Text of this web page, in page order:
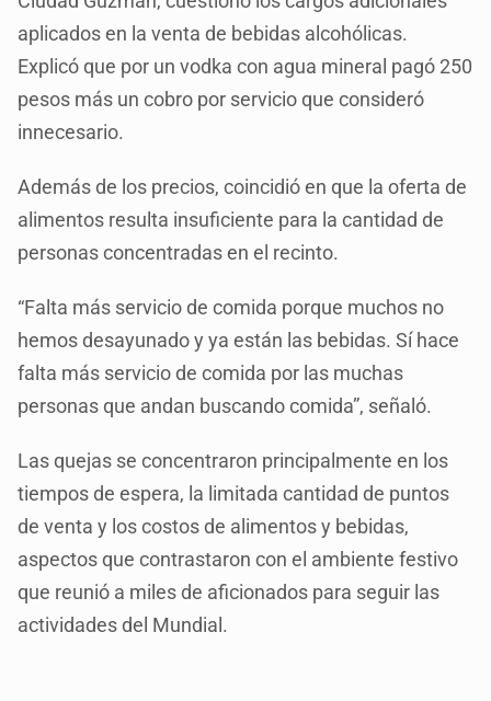
aplicados en la venta de bebidas alcohólicas.
Explicó que por un vodka con agua mineral pagó 250
pesos más un cobro por servicio que consideró
innecesario.
Además de los precios, coincidió en que la oferta de
alimentos resulta insuficiente para la cantidad de
personas concentradas en el recinto.
“Falta más servicio de comida porque muchos no
hemos desayunado y ya están las bebidas. Sí hace
falta más servicio de comida por las muchas
personas que andan buscando comida”, señaló.
Las quejas se concentraron principalmente en los
tiempos de espera, la limitada cantidad de puntos
de venta y los costos de alimentos y bebidas,
aspectos que contrastaron con el ambiente festivo
que reunió a miles de aficionados para seguir las
actividades del Mundial.